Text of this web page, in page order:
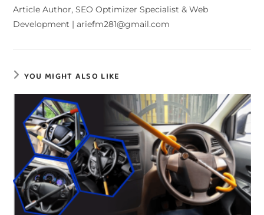
Article Author, SEO Optimizer Specialist & Web
Development | ariefm281@gmail.com
YOU MIGHT ALSO LIKE